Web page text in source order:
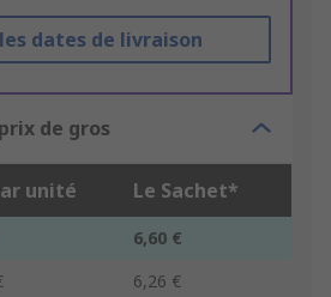
dates de livraison
de gros
unité Le Sachet*
6,60 €
6,26 €